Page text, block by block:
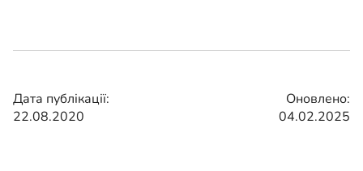
Дата публікації:
22.08.2020
Оновлено:
04.02.2025